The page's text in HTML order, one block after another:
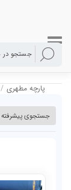
جستجوی پیشرفته
پارچه مطهری /